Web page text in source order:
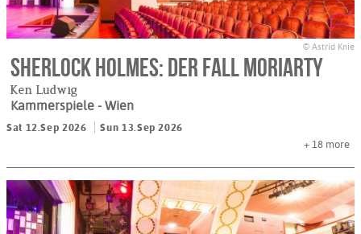
© Astrid Knie
Sherlock Holmes: Der Fall Moriarty
Ken Ludwig
Kammerspiele - Wien
Sat 12.Sep 2026
Sun 13.Sep 2026
+ 18 more